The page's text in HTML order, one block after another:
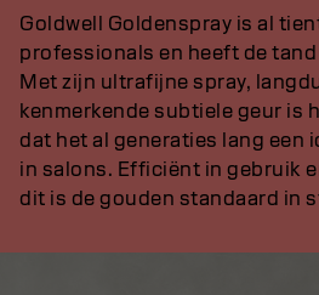
Goldwell Goldenspray is al
professionals en heeft de
Met zijn ultrafijne spray,
kenmerkende subtiele geur is
dat het al generaties lang een
in salons. Efficiënt in gebruik
dit is de gouden standaard in